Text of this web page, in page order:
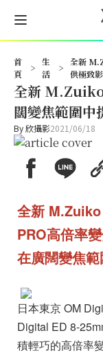
首
頁
>
生
活
>
全新
供極致
全新
闊變焦範圍中
By欣攝影2021/06/18
全新
PRO高倍率
在廣闊變焦
日本東京 OM
Digital ED 8-
積輕巧的高倍率